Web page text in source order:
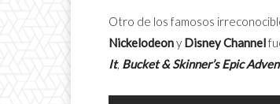
Otro de los famosos
Nickelodeony Disney Channel
It, Bucket & Skinner’s Epic